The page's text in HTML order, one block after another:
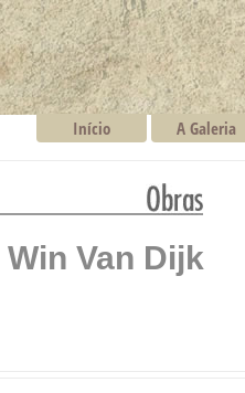
Início A Galeria
Win Van Dijk